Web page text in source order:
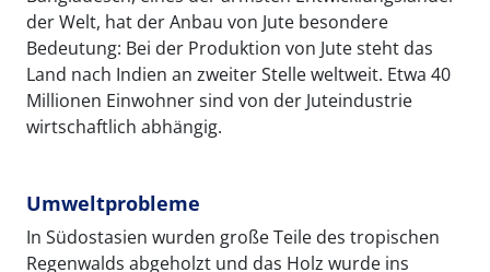
der Welt, hat der Anbau von Jute besondere
Bedeutung: Bei der Produktion von Jute steht das
Land nach Indien an zweiter Stelle weltweit. Etwa 40
Millionen Einwohner sind von der Juteindustrie
wirtschaftlich abhängig.
Umweltprobleme
In Südostasien wurden große Teile des tropischen
Regenwalds abgeholzt und das Holz wurde ins